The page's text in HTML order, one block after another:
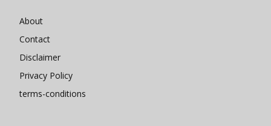
About
Contact
Disclaimer
Privacy Policy
terms-conditions